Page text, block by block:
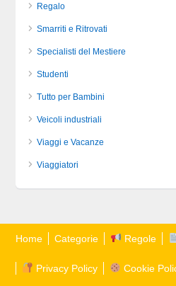
Regalo
Smarriti e Ritrovati
Specialisti del Mestiere
Studenti
Tutto per Bambini
Veicoli industriali
Viaggi e Vacanze
Viaggiatori
Home Categorie Regole
Privacy Policy Cookie